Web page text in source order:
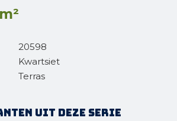
20598
Kwartsiet
Terras
uit deze serie